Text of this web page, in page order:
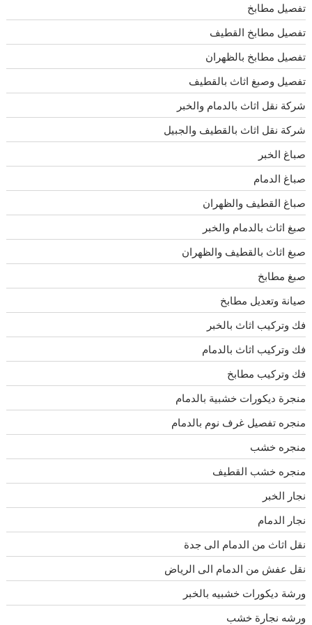
تفصيل مطابخ
تفصيل مطابخ القطيف
تفصيل مطابخ بالظهران
تفصيل وصبغ اثاث بالقطيف
شركة نقل اثاث بالدمام والخبر
شركة نقل اثاث بالقطيف والجبيل
صباغ الخبر
صباغ الدمام
صباغ القطيف والظهران
صبغ اثاث بالدمام والخبر
صبغ اثاث بالقطيف والظهران
صبغ مطابخ
صيانة وتعديل مطابخ
فك وتركيب اثاث بالخبر
فك وتركيب اثاث بالدمام
فك وتركيب مطابخ
منجرة ديكورات خشبية بالدمام
منجره تفصيل غرف نوم بالدمام
منجره خشب
منجره خشب القطيف
نجار الخبر
نجار الدمام
نقل اثاث من الدمام الى جدة
نقل عفش من الدمام الى الرياض
ورشة ديكورات خشبيه بالخبر
ورشه نجارة خشب